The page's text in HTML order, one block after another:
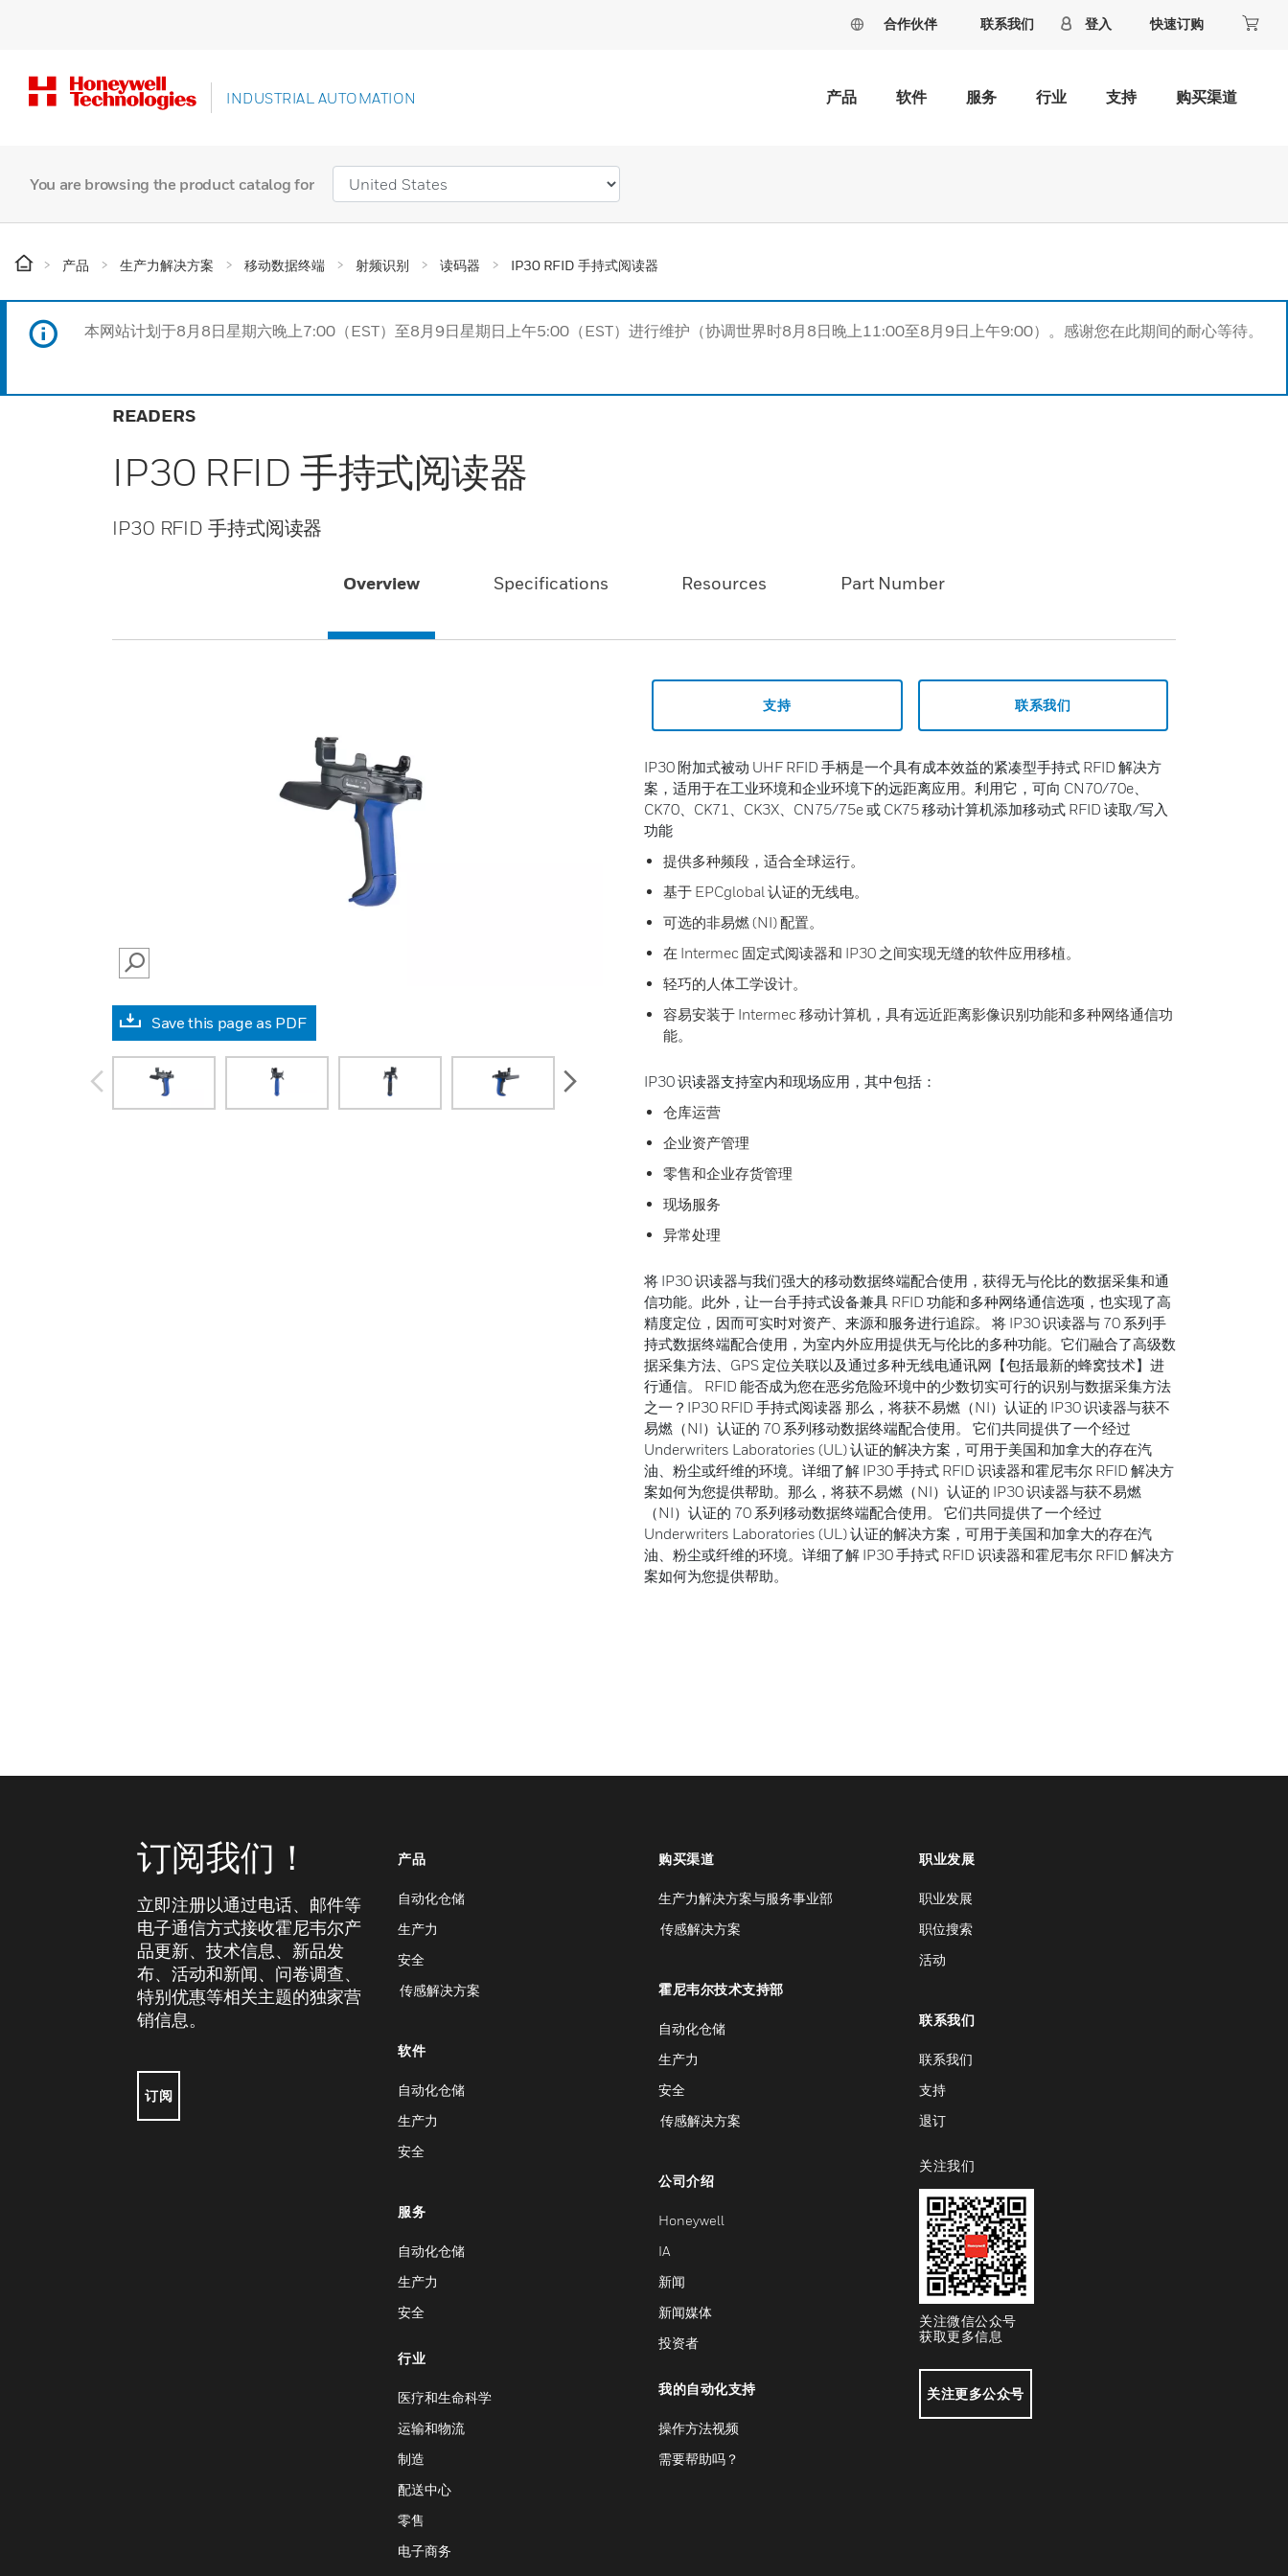
合作伙伴 联系我们 登入 快速订购
INDUSTRIAL AUTOMATION 产品 软件 服务 行业 支持 购买渠道
You are browsing the product catalog for
产品 生产力解决方案 移动数据终端 射频识别 读码器 IP30 RFID 手持式阅读器
本网站计划于8月8日星期六晚上7:00（EST）至8月9日星期日上午5:00（EST）进行维护（协调世界时8月8日晚上11:00至8月9日上午9:00）。感谢您在此期间的耐心等待。
READERS
IP30 RFID 手持式阅读器
IP30 RFID 手持式阅读器
Overview Specifications Resources Part Number
SEARCH
Save this page as PDF
支持 联系我们
IP30 附加式被动 UHF RFID 手柄是一个具有成本效益的紧凑型手持式 RFID 解决方
案，适用于在工业环境和企业环境下的远距离应用。利用它，可向 CN70/70e、
CK70、CK71、CK3X、CN75/75e 或 CK75 移动计算机添加移动式 RFID 读取/写入
功能
提供多种频段，适合全球运行。
基于 EPCglobal 认证的无线电。
可选的非易燃 (NI) 配置。
在 Intermec 固定式阅读器和 IP30 之间实现无缝的软件应用移植。
轻巧的人体工学设计。
容易安装于 Intermec 移动计算机，具有远近距离影像识别功能和多种网络通信功
能。
IP30 识读器支持室内和现场应用，其中包括：
仓库运营
企业资产管理
零售和企业存货管理
现场服务
异常处理
将 IP30 识读器与我们强大的移动数据终端配合使用，获得无与伦比的数据采集和通
信功能。此外，让一台手持式设备兼具 RFID 功能和多种网络通信选项，也实现了高
精度定位，因而可实时对资产、来源和服务进行追踪。 将 IP30 识读器与 70 系列手
持式数据终端配合使用，为室内外应用提供无与伦比的多种功能。它们融合了高级数
据采集方法、GPS 定位关联以及通过多种无线电通讯网【包括最新的蜂窝技术】进
行通信。 RFID 能否成为您在恶劣危险环境中的少数切实可行的识别与数据采集方法
之一？IP30 RFID 手持式阅读器 那么，将获不易燃（NI）认证的 IP30 识读器与获不
易燃（NI）认证的 70 系列移动数据终端配合使用。 它们共同提供了一个经过
Underwriters Laboratories (UL) 认证的解决方案，可用于美国和加拿大的存在汽
油、粉尘或纤维的环境。详细了解 IP30 手持式 RFID 识读器和霍尼韦尔 RFID 解决方
案如何为您提供帮助。那么，将获不易燃（NI）认证的 IP30 识读器与获不易燃
（NI）认证的 70 系列移动数据终端配合使用。 它们共同提供了一个经过
Underwriters Laboratories (UL) 认证的解决方案，可用于美国和加拿大的存在汽
油、粉尘或纤维的环境。详细了解 IP30 手持式 RFID 识读器和霍尼韦尔 RFID 解决方
案如何为您提供帮助。
订阅我们！
立即注册以通过电话、邮件等
电子通信方式接收霍尼韦尔产
品更新、技术信息、新品发
布、活动和新闻、问卷调查、
特别优惠等相关主题的独家营
销信息。
订阅
产品
自动化仓储
生产力
安全
传感解决方案
软件
自动化仓储
生产力
安全
服务
自动化仓储
生产力
安全
行业
医疗和生命科学
运输和物流
制造
配送中心
零售
电子商务
购买渠道
生产力解决方案与服务事业部
传感解决方案
霍尼韦尔技术支持部
自动化仓储
生产力
安全
传感解决方案
公司介绍
Honeywell
IA
新闻
新闻媒体
投资者
我的自动化支持
操作方法视频
需要帮助吗？
职业发展
职业发展
职位搜索
活动
联系我们
联系我们
支持
退订
关注我们
关注微信公众号
获取更多信息
关注更多公众号